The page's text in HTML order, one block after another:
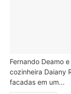
Fernando Deamo
cozinheira Daiany
facadas em um...